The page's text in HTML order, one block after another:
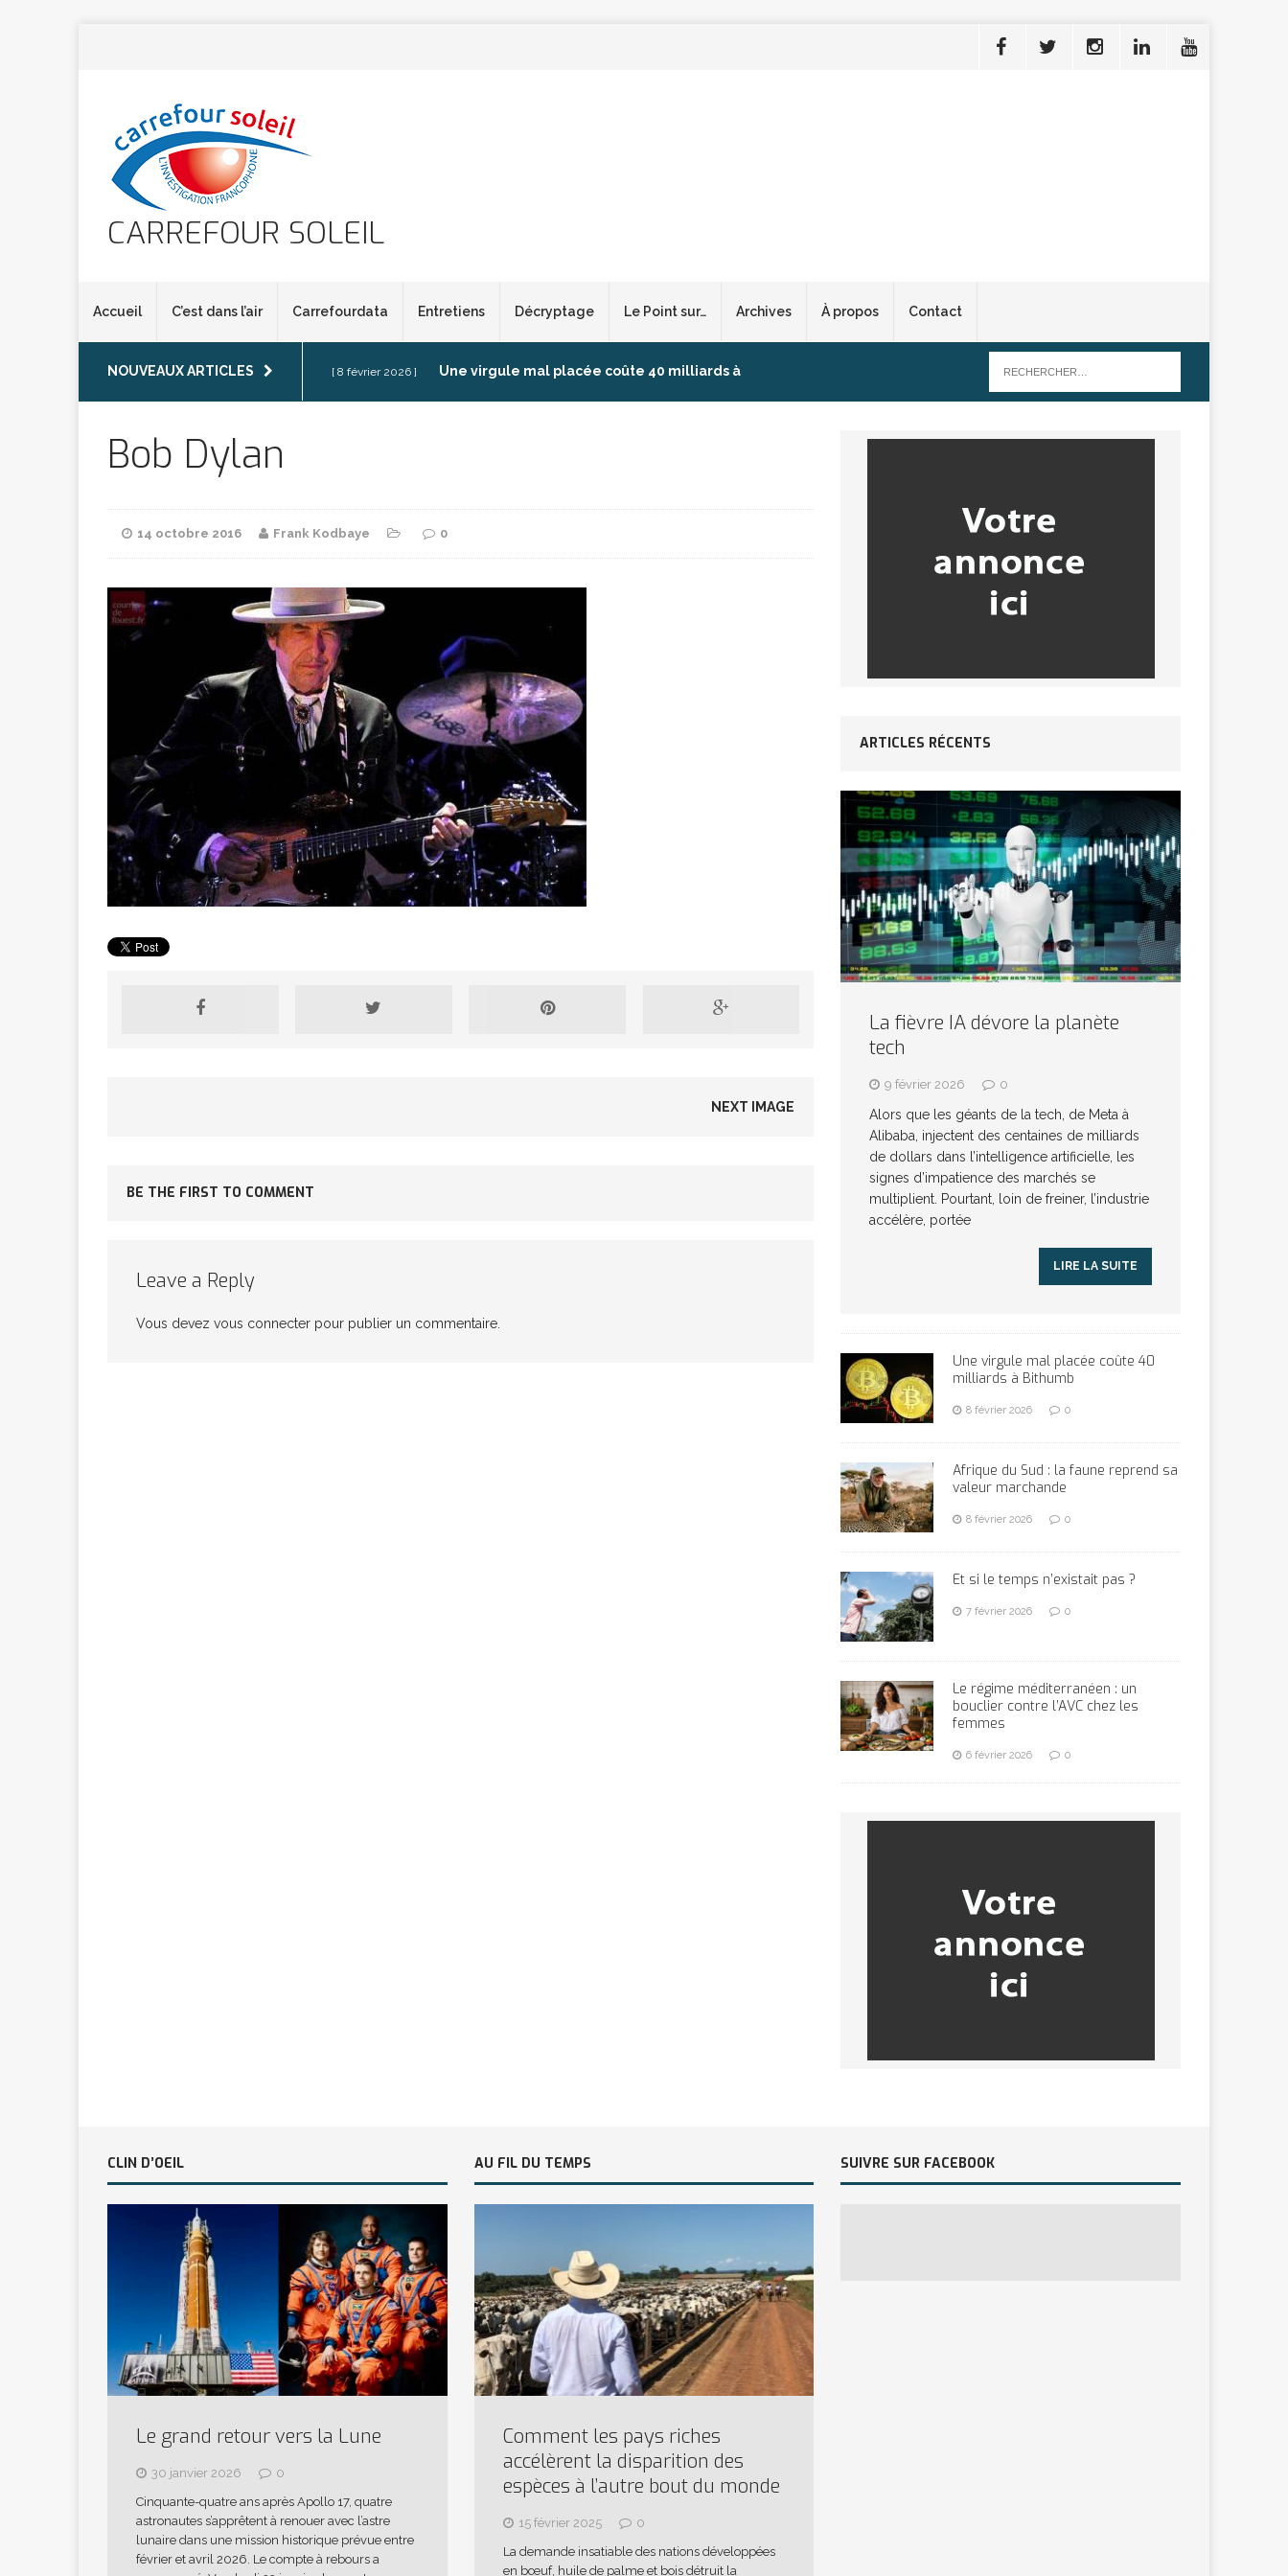
CARREFOUR SOLEIL
Accueil C’est dans l’air Carrefourdata Entretiens Décryptage Le Point sur… Archives À propos Contact
NOUVEAUX ARTICLES [ 8 février 2026 ] Une virgule mal placée coûte 40 milliards à
[ 7 février 2026 ]
[ 6 février 2026 ] Le régime méditerranéen : un bouclier contre
l’AVC chez les femmes ARTICLES RÉÇENTS
[ 5 février 2026 ] Énergie solaire : l’Afrique passe de la pénurie à
l’ambition ARTICLES RÉÇENTS
[ 2 février 2026 ] Washington refuse de payer et met l’ONU en péril
congolaise, sous protection militaire
Bob Dylan
14 octobre 2016 Frank Kodbaye 0
NEXT IMAGE
BE THE FIRST TO COMMENT
Leave a Reply
Vous devez vous connecter pour publier un commentaire.
ARTICLES RÉCENTS
La fièvre IA dévore la planète
tech
9 février 2026 0
Alors que les géants de la tech, de Meta à
Alibaba, injectent des centaines de milliards
de dollars dans l’intelligence artificielle, les
signes d’impatience des marchés se
multiplient. Pourtant, loin de freiner, l’industrie
accélère, portée
LIRE LA SUITE
Une virgule mal placée coûte 40
milliards à Bithumb
8 février 2026 0
Afrique du Sud : la faune reprend sa
valeur marchande
8 février 2026 0
Et si le temps n’existait pas ?
7 février 2026 0
Le régime méditerranéen : un
bouclier contre l’AVC chez les
femmes
6 février 2026 0
CLIN D’OEIL
Le grand retour vers la Lune
30 janvier 2026
0
Cinquante-quatre ans après Apollo 17, quatre
astronautes s’apprêtent à renouer avec l’astre
lunaire dans une mission historique prévue entre
février et avril 2026. Le compte à rebours a
AU FIL DU TEMPS
Comment les pays riches
accélèrent la disparition des
espèces à l’autre bout du monde
15 février 2025
0
La demande insatiable des nations développées
en bœuf, huile de palme et bois détruit la
SUIVRE SUR FACEBOOK